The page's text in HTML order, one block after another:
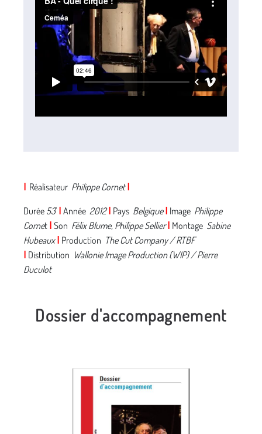
Réalisateur Philippe Cornet
Durée 53' Année 2012 Pays Belgique Image Philippe
Cornet Son Félix Blume, Philippe Sellier Montage Sabine
Hubeaux Production The Cut Company / RTBF
Distribution Wallonie Image Production (WIP) / Pierre
Duculot
Dossier d'accompagnement